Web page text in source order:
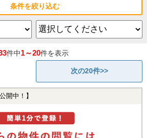
条件を絞り込む
件中1～20件を表示
次の20件>>
開中！】